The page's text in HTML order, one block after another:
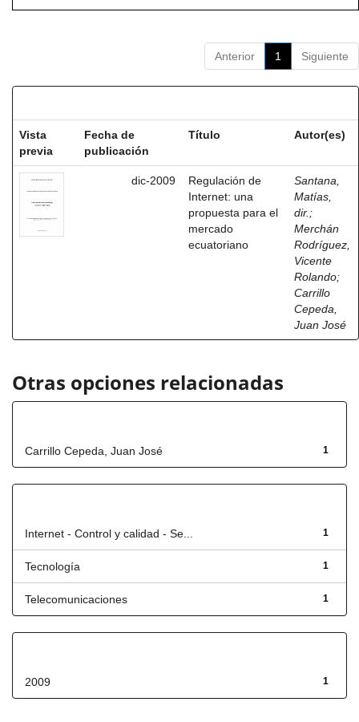
Anterior 1 Siguiente
Vista
previa
Fecha de
publicación
Título Autor(es)
dic-2009
Regulación de
Internet: una
propuesta para el
mercado
ecuatoriano
Santana,
Matías,
dir. ;
Merchán
Rodríguez,
Vicente
Rolando;
Carrillo
Cepeda,
Juan José
Otras opciones relacionadas
1
Carrillo Cepeda, Juan José
1
Internet - Control y calidad - Se...
1
Tecnología
1
Telecomunicaciones
1
2009